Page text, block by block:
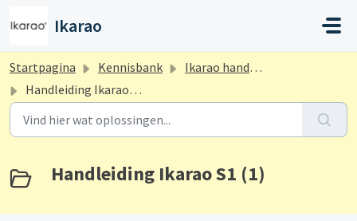
Ikarao
Startpagina Kennisbank
Ikarao handleidingen
Handleiding Ikarao S1
Handleiding Ikarao S1 (1)